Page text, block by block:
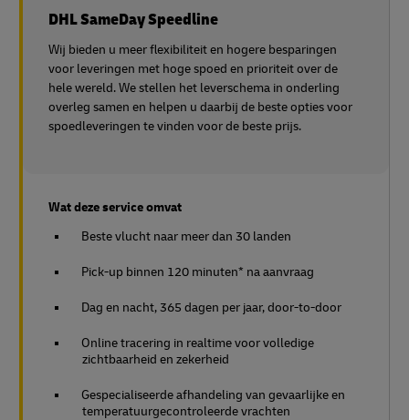
DHL SameDay Speedline
Wij bieden u meer flexibiliteit en hogere besparingen
voor leveringen met hoge spoed en prioriteit over de
hele wereld. We stellen het leverschema in onderling
overleg samen en helpen u daarbij de beste opties voor
spoedleveringen te vinden voor de beste prijs.
Wat deze service omvat
Beste vlucht naar meer dan 30 landen
Pick-up binnen 120 minuten* na aanvraag
Dag en nacht, 365 dagen per jaar, door-to-door
Online tracering in realtime voor volledige
zichtbaarheid en zekerheid
Gespecialiseerde afhandeling van gevaarlijke en
temperatuurgecontroleerde vrachten